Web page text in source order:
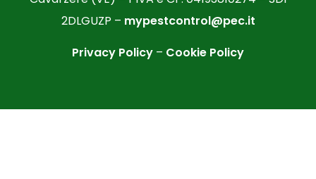
2DLGUZP – mypestcontrol@pec.it
Privacy Policy – Cookie Policy